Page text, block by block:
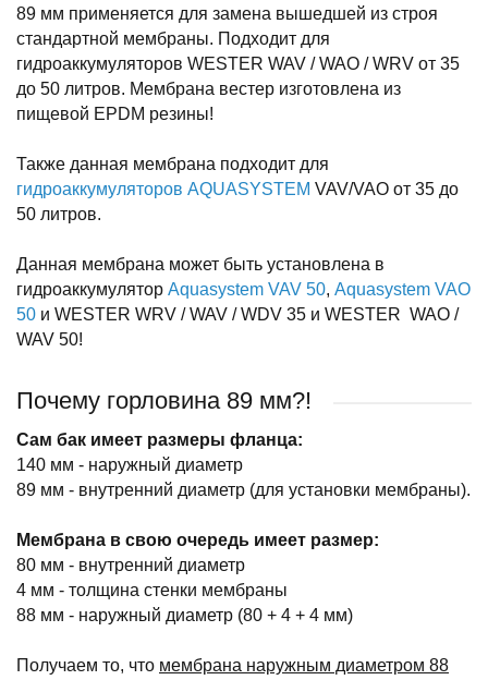
89 мм применяется для замена вышедшей из строя
стандартной мембраны. Подходит для
гидроаккумуляторов WESTER WAV / WAO / WRV от 35
до 50 литров. Мембрана вестер изготовлена из
пищевой EPDM резины!
Также данная мембрана подходит для
гидроаккумуляторов AQUASYSTEM VAV/VAO от 35 до
50 литров.
Данная мембрана может быть установлена в
гидроаккумулятор Aquasystem VAV 50, Aquasystem VAO
50 и WESTER WRV / WAV / WDV 35 и WESTER WAO /
WAV 50!
Почему горловина 89 мм?!
Сам бак имеет размеры фланца:
140 мм - наружный диаметр
89 мм - внутренний диаметр (для установки мембраны).
Мембрана в свою очередь имеет размер:
80 мм - внутренний диаметр
4 мм - толщина стенки мембраны
88 мм - наружный диаметр (80 + 4 + 4 мм)
Получаем то, что мембрана наружным диаметром 88